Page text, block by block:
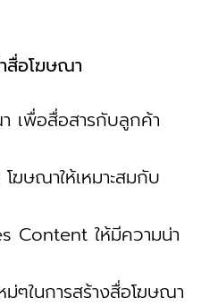
สื่อโฆษณา
เพื่อสื่อสารกับลูกค้า
ษณาให้เหมาะสมกับ
Content ให้มีความน่า
ๆในการสร้างสื่อโฆษณา